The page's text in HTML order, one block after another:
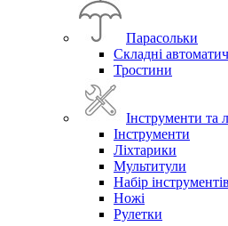
Парасольки
Складні
Тростини
Інструменти та
Інструменти
Ліхтарики
Мультитули
Набір інструментів
Ножі
Рулетки